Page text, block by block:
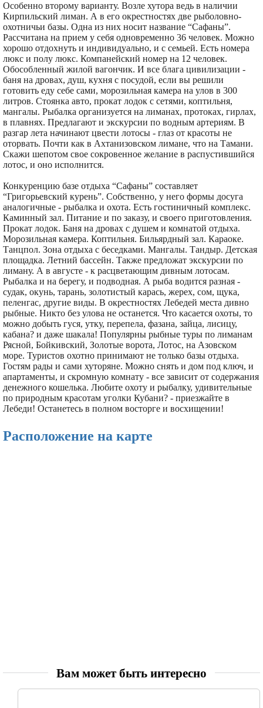
Особенно второму варианту. Возле хутора ведь в наличии
Кирпильский лиман. А в его окрестностях две рыболовно-
охотничьи базы. Одна из них носит название “Сафаны”.
Рассчитана на прием у себя одновременно 36 человек. Можно
хорошо отдохнуть и индивидуально, и с семьей. Есть номера
люкс и полу люкс. Компанейский номер на 12 человек.
Обособленный жилой вагончик. И все блага цивилизации -
баня на дровах, душ, кухня с посудой, если вы решили
готовить еду себе сами, морозильная камера на улов в 300
литров. Стоянка авто, прокат лодок с сетями, коптильня,
мангалы. Рыбалка организуется на лиманах, протоках, гирлах,
в плавнях. Предлагают и экскурсии по водным артериям. В
разгар лета начинают цвести лотосы - глаз от красоты не
оторвать. Почти как в Ахтанизовском лимане, что на Тамани.
Скажи шепотом свое сокровенное желание в распустившийся
лотос, и оно исполнится.
Конкуренцию базе отдыха “Сафаны” составляет
“Григорьевский курень”. Собственно, у него формы досуга
аналогичные - рыбалка и охота. Есть гостиничный комплекс.
Каминный зал. Питание и по заказу, и своего приготовления.
Прокат лодок. Баня на дровах с душем и комнатой отдыха.
Морозильная камера. Коптильня. Бильярдный зал. Караоке.
Танцпол. Зона отдыха с беседками. Мангалы. Тандыр. Детская
площадка. Летний бассейн. Также предложат экскурсии по
лиману. А в августе - к расцветающим дивным лотосам.
Рыбалка и на берегу, и подводная. А рыба водится разная -
судак, окунь, тарань, золотистый карась, жерех, сом, щука,
пеленгас, другие виды. В окрестностях Лебедей места дивно
рыбные. Никто без улова не останется. Что касается охоты, то
можно добыть гуся, утку, перепела, фазана, зайца, лисицу,
кабана? и даже шакала! Популярны рыбные туры по лиманам
Рясной, Бойкивский, Золотые ворота, Лотос, на Азовском
море. Туристов охотно принимают не только базы отдыха.
Гостям рады и сами хуторяне. Можно снять и дом под ключ, и
апартаменты, и скромную комнату - все зависит от содержания
денежного кошелька. Любите охоту и рыбалку, удивительные
по природным красотам уголки Кубани? - приезжайте в
Лебеди! Останетесь в полном восторге и восхищении!
Расположение на карте
Вам может быть интересно